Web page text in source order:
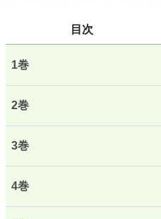
文字数(レンタル含む)
週間ポイント
月間ポイント 5,532 pt (7,763
年間ポイント
目次
1巻
2巻
3巻
4巻